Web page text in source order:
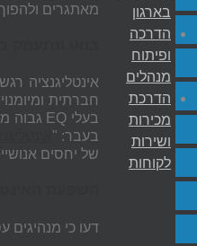
מאתגרים
אינטליגנציה
חברתית
בעלי EQ גבוה
בעבר: "
של יחסים
דעו כי מנהיגים
בארגון
הדרכה
ופיתוח
מנהלים
הדרכת
מכירות
ושירות
לקוחות